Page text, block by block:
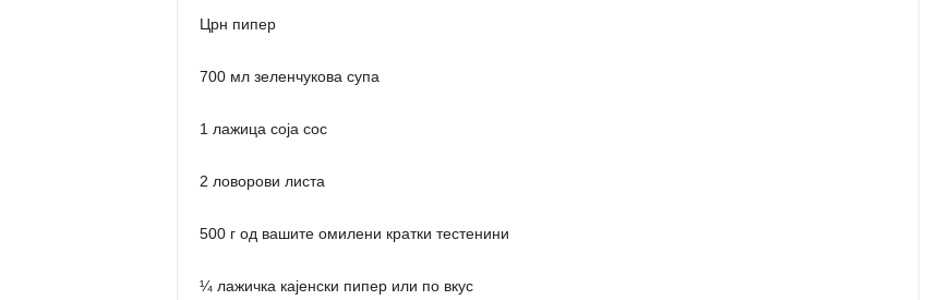
Црн пипер
700 мл зеленчукова супа
1 лажица соја сос
2 ловорови листа
500 г од вашите омилени кратки тестенини
¼ лажичка кајенски пипер или по вкус